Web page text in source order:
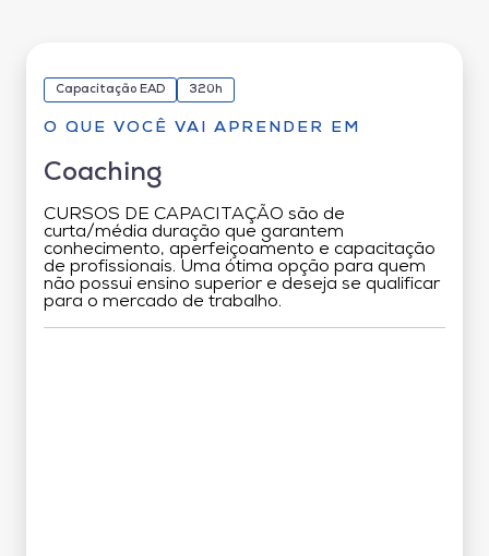
Capacitação EAD 320h
O QUE VOCÊ VAI APRENDER EM
Coaching
CURSOS DE CAPACITAÇÃO são de
curta/média duração que garantem
conhecimento, aperfeiçoamento e capacitação
de profissionais. Uma ótima opção para quem
não possui ensino superior e deseja se qualificar
para o mercado de trabalho.